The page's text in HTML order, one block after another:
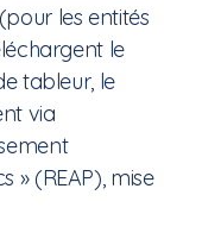
les entités
le
tableur, le
via
» (REAP), mise